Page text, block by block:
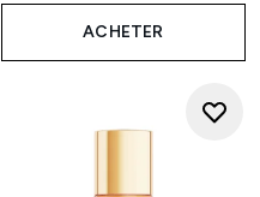
ACHETER